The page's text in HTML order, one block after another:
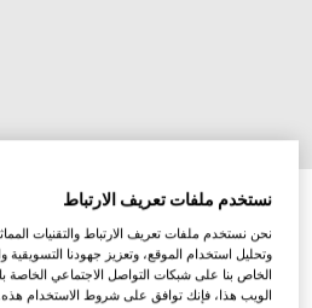
نظارات شمسية مع إطار بتصميم
تنويعاتأسيتات بنقش صدفة ظهر السلحفاة
نستخدم ملفات تعريف الارتباط
نحن نستخدم ملفات تعريف الارتباط والتقنيات
وتحليل استخدام الموقع، وتعزيز جهودنا
الخاص بنا على شبكات التواصل الاجتماعي الخاصة
الويب هذا، فإنك توافق على شروط الاستخدام هذه.